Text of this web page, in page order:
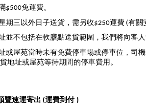
$500免運費。
期三以外日子送貨，需另收$250運費 (有關
並不包括在軟膳點送貨範圍，我們將向客
或屋苑當時未有免費停車場或停車位，司
地址或屋苑等待期間的停車費用。
豐速運寄出 (運費到付 )